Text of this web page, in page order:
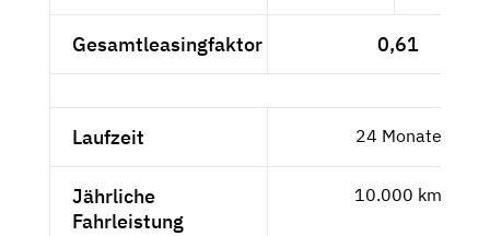
Gesamtleasingfaktor 0,61
Laufzeit 24 Monate
Jährliche
Fahrleistung
10.000 km